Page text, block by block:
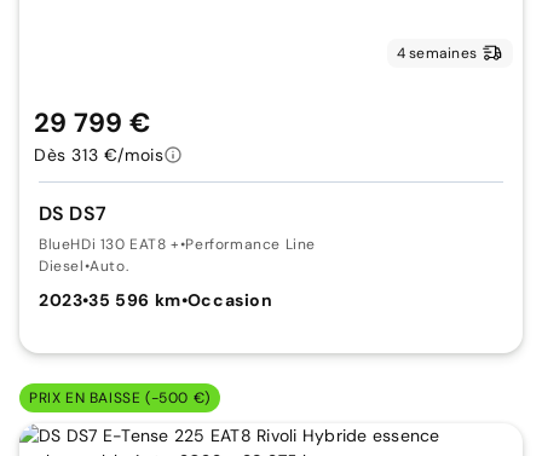
4 semaines
DS DS7
BlueHDi 130 EAT8 +•Performance Line
Diesel•Auto.
2023•35 596 km•Occasion
29 799 €
Dès 313 €/mois
PRIX EN BAISSE (-500 €)